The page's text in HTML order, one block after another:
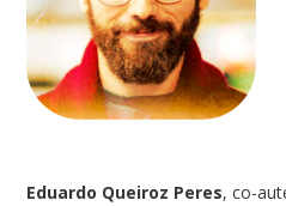
Eduardo Queiroz Peres, co-